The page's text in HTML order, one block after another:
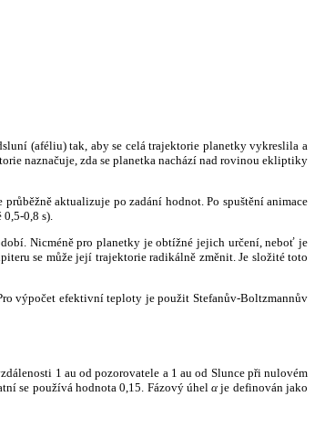
(aféliu) tak, aby se celá trajektorie planetky vykreslila a
naznačuje, zda se planetka nachází nad rovinou ekliptiky
aktualizuje po zadání hodnot. Po spuštění animace
0,8 s).
Nicméně pro planetky je obtížné jejich určení, neboť je
se může její trajektorie radikálně změnit. Je složité toto
výpočet efektivní teploty je použit Stefanův-Boltzmannův
1 au od pozorovatele a 1 au od Slunce při nulovém
se používá hodnota 0,15. Fázový úhelα je definován jako